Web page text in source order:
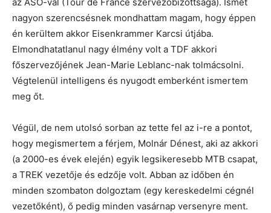
az ASO-val (Tour de France szervezőbizottsága). Ismét
nagyon szerencsésnek mondhattam magam, hogy éppen
én kerültem akkor Eisenkrammer Karcsi útjába.
Elmondhatatlanul nagy élmény volt a TDF akkori
főszervezőjének Jean-Marie Leblanc-nak tolmácsolni.
Végtelenül intelligens és nyugodt emberként ismertem
meg őt.
Végül, de nem utolsó sorban az tette fel az i-re a pontot,
hogy megismertem a férjem, Molnár Dénest, aki az akkori
(a 2000-es évek elején) egyik legsikeresebb MTB csapat,
a TREK vezetője és edzője volt. Abban az időben én
minden szombaton dolgoztam (egy kereskedelmi cégnél
vezetőként), ő pedig minden vasárnap versenyre ment.